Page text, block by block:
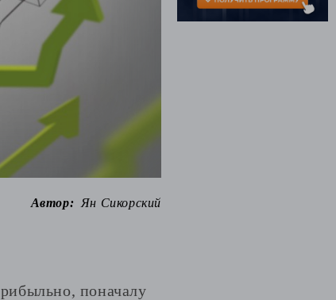
Автор: Ян Сикорский
поначалу